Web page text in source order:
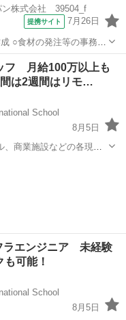
ン株式会社 39504_f
提携サイト 7月26日
○食材の発注等の事務作
↓ ・お仕事が慣れてきた
フ 月給100万以上も
は2週間はリモ…
School
8月5日
商業施設などの各現場
ラエンジニア 未経験
可能！
School
8月5日